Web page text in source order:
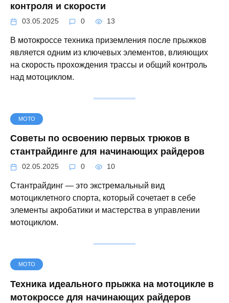
контроля и скорости
03.05.2025 0 13
В мотокроссе техника приземления после прыжков
является одним из ключевых элементов, влияющих
на скорость прохождения трассы и общий контроль
над мотоциклом.
МОТО
Советы по освоению первых трюков в
стантрайдинге для начинающих райдеров
02.05.2025 0 10
Стантрайдинг — это экстремальный вид
мотоциклетного спорта, который сочетает в себе
элементы акробатики и мастерства в управлении
мотоциклом.
МОТО
Техника идеального прыжка на мотоцикле в
мотокроссе для начинающих райдеров